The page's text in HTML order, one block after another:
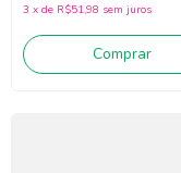
3 x de R$51,98 sem juros
Comprar